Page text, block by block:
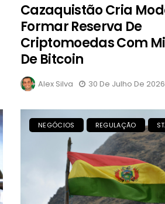
Cazaquistão Cria
Formar Reserva De
Criptomoedas Com
De Bitcoin
Alex Silva 30 De Julho De 2026
NEGÓCIOS REGULAÇÃO